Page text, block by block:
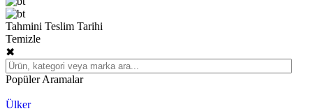
Tahmini Teslim Tarihi
Temizle
✖
Popüler Aramalar
Ülker